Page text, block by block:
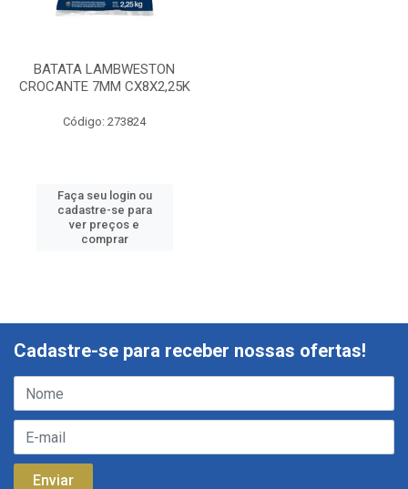
BATATA LAMBWESTON
CROCANTE 7MM CX8X2,25K
Código: 273824
Faça seu login ou
cadastre-se para
ver preços e
comprar
Cadastre-se para receber nossas ofertas!